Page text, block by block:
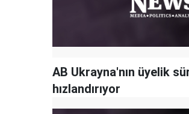
AB Ukrayna'nın üyelik
hızlandırıyor